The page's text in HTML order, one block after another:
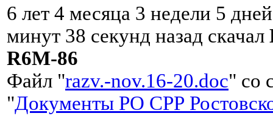
6 лет 4 месяца 3 недели 5
минут 38 секунд назад скачал
R6M-86
Файл "razv.-nov.16-20.doc" со
"Документы РО СРР